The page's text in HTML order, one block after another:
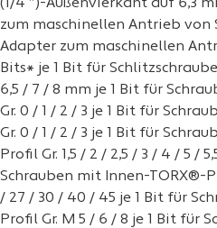
(1/4 ″)-Außenvierkant auf 6,3
zum maschinellen Antrieb von
Adapter zum maschinellen
Bits* je 1 Bit für
6,5 / 7 / 8 mm je 1 Bit für
Gr. 0 / 1 / 2 / 3 je 1 Bit für
Gr. 0 / 1 / 2 / 3 je 1 Bit für
Profil Gr. 1,5 / 2 / 2,5 / 3 / 4 / 5 /
Schrauben mit Innen-TORX®-
/ 27 / 30 / 40 / 45 je 1 Bit für
Profil Gr. M 5 / 6 / 8 je 1 Bit für